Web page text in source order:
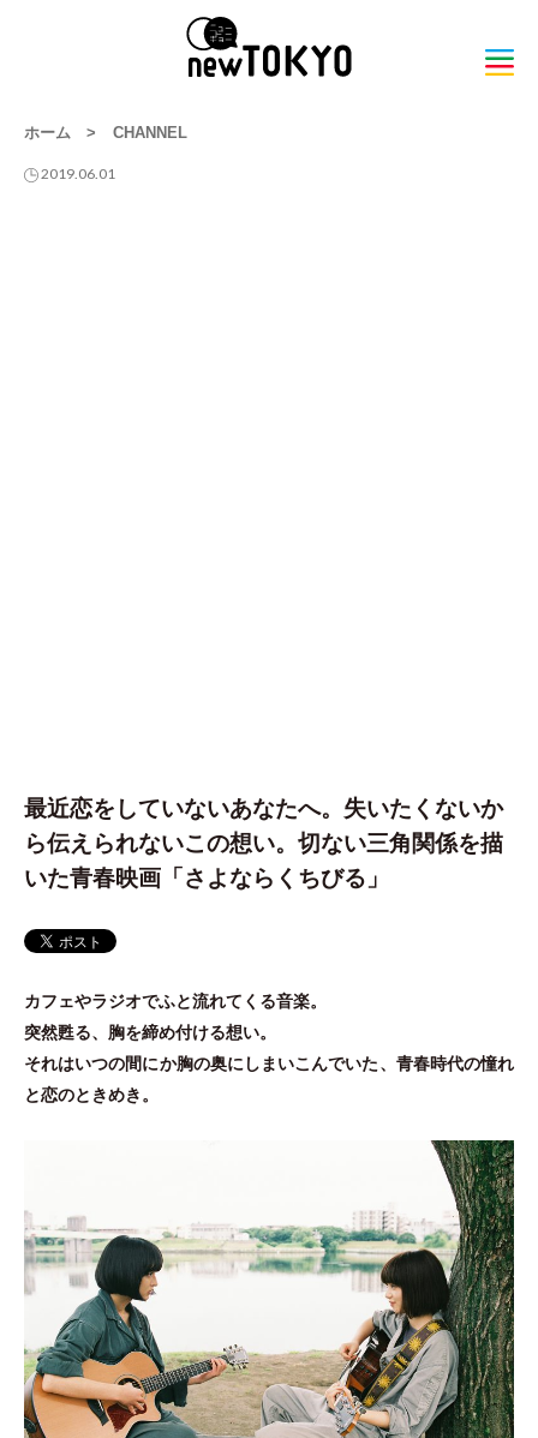
ホーム > CHANNEL
2019.06.01
最近恋をしていないあなたへ。失いたくないか
ら伝えられないこの想い。切ない三角関係を描
いた青春映画「さよならくちびる」
カフェやラジオでふと流れてくる音楽。
突然甦る、胸を締め付ける想い。
それはいつの間にか胸の奥にしまいこんでいた、青春時代の憧れ
と恋のときめき。